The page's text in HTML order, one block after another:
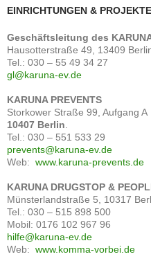
EINRICHTUNGEN &
Geschäftsleitung des
Hausotterstraße 49, 13409
Tel.: 030 – 55 49 34 27
gl@karuna-ev.de
KARUNA PREVENTS
Storkower Straße 99, Aufgang A
10407 Berlin
Tel.: 030 – 551 533 29
prevents@karuna-ev.de
Web: www.karuna-prevents.de
KARUNA DRUGSTOP &
Münsterlandstraße 5, 10317
Tel.: 030 – 515 898 500
Mobil: 0176 102 967 96
hilfe@karuna-ev.de
Web: www.komma-vorbei.de